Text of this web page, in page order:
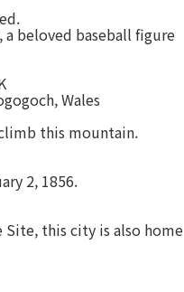
a beloved baseball figure
Wales
this mountain.
2, 1856.
Site, this city is also home